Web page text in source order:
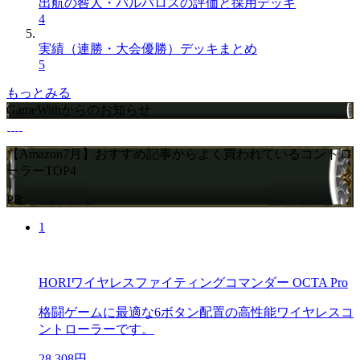
4
実績（連勝・大会優勝）デッキまとめ
5
もっとみる
GameWithからのお知らせ
【Amazon7月】おすすめ記事からよく買われているコントロ
ーラーTOP4
PR
1
HORIワイヤレスファイティングコマンダー OCTA Pro
格闘ゲームに最適な6ボタン配置の高性能ワイヤレスコ
ントローラーです。